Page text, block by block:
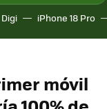
Digi iPhone 18 Pro
móvil